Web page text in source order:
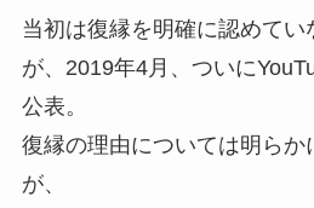
当初は復縁を明確に認めてい
が、2019年4月、ついに
公表。
復縁の理由については明らか
が、